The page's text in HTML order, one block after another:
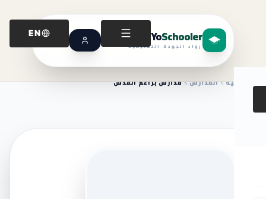
YoSchooler
رواد الجودة التعليمية
EN
الرئيسية المدارس مدارس براعم القدس